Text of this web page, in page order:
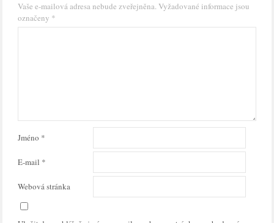
Vaše e-mailová adresa nebude zveřejněna. Vyžadované informace jsou
označeny *
Jméno *
E-mail *
Webová stránka